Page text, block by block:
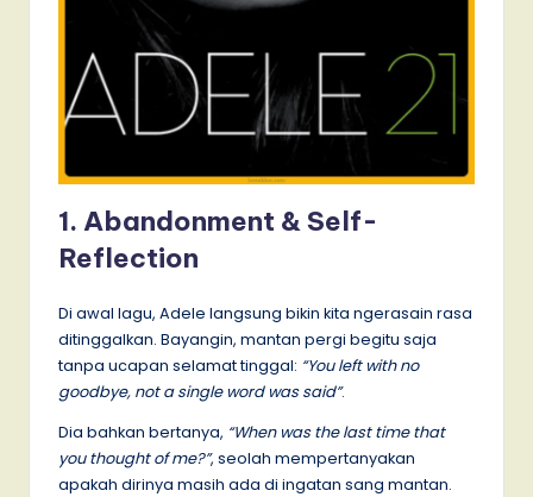
1. Abandonment & Self-
Reflection
Di awal lagu, Adele langsung bikin kita ngerasain rasa
ditinggalkan. Bayangin, mantan pergi begitu saja
tanpa ucapan selamat tinggal: “You left with no
goodbye, not a single word was said”.
Dia bahkan bertanya, “When was the last time that
you thought of me?”, seolah mempertanyakan
apakah dirinya masih ada di ingatan sang mantan.